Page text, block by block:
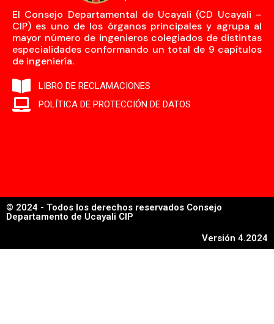
El Consejo Departamental de Ucayali (CD Ucayali –
CIP) es uno de los órganos principales y agrupa al
mayor número de ingenieros colegiados de distintas
especialidades conformando un total de 9 capítulos
de ingeniería.
LIBRO DE RECLAMACIONES
POLÍTICA DE PROTECCIÓN DE DATOS
© 2024 - Todos los derechos reservados Consejo
Departamento de Ucayali CIP
Versión 4.2024